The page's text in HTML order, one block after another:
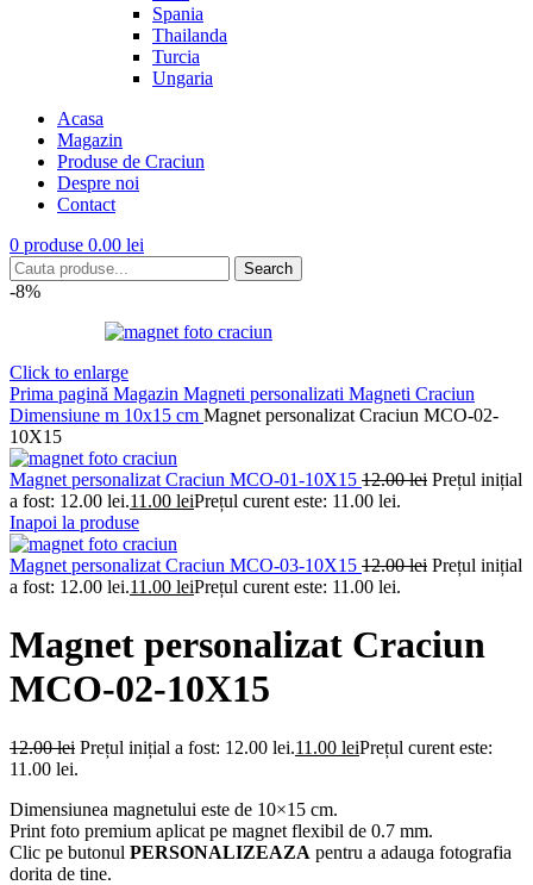
Spania
Thailanda
Turcia
Ungaria
Acasa
Magazin
Produse de Craciun
Despre noi
Contact
0 produse 0.00 lei
Search
-8%
Click to enlarge
Prima pagină Magazin Magneti personalizati Magneti Craciun
Dimensiune m 10x15 cm Magnet personalizat Craciun MCO-02-
10X15
Magnet personalizat Craciun MCO-01-10X15 12.00lei Prețul inițial
a fost: 12.00 lei.11.00 leiPrețul curent este: 11.00 lei.
Inapoi la produse
Magnet personalizat Craciun MCO-03-10X15 12.00lei Prețul inițial
a fost: 12.00 lei.11.00 leiPrețul curent este: 11.00 lei.
Magnet personalizat Craciun
MCO-02-10X15
12.00lei Prețul inițial a fost: 12.00 lei.11.00 leiPrețul curent este:
11.00 lei.
Dimensiunea magnetului este de 10×15 cm.
Print foto premium aplicat pe magnet flexibil de 0.7 mm.
Clic pe butonul PERSONALIZEAZA pentru a adauga fotografia
dorita de tine.